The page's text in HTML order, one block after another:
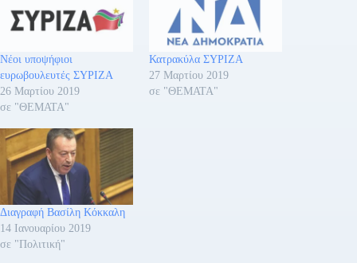
Νέοι υποψήφιοι
ευρωβουλευτές ΣΥΡΙΖΑ
26 Μαρτίου 2019
σε "ΘΕΜΑΤΑ"
Κατρακύλα ΣΥΡΙΖΑ
27 Μαρτίου 2019
σε "ΘΕΜΑΤΑ"
Διαγραφή Βασίλη Κόκκαλη
14 Ιανουαρίου 2019
σε "Πολιτική"